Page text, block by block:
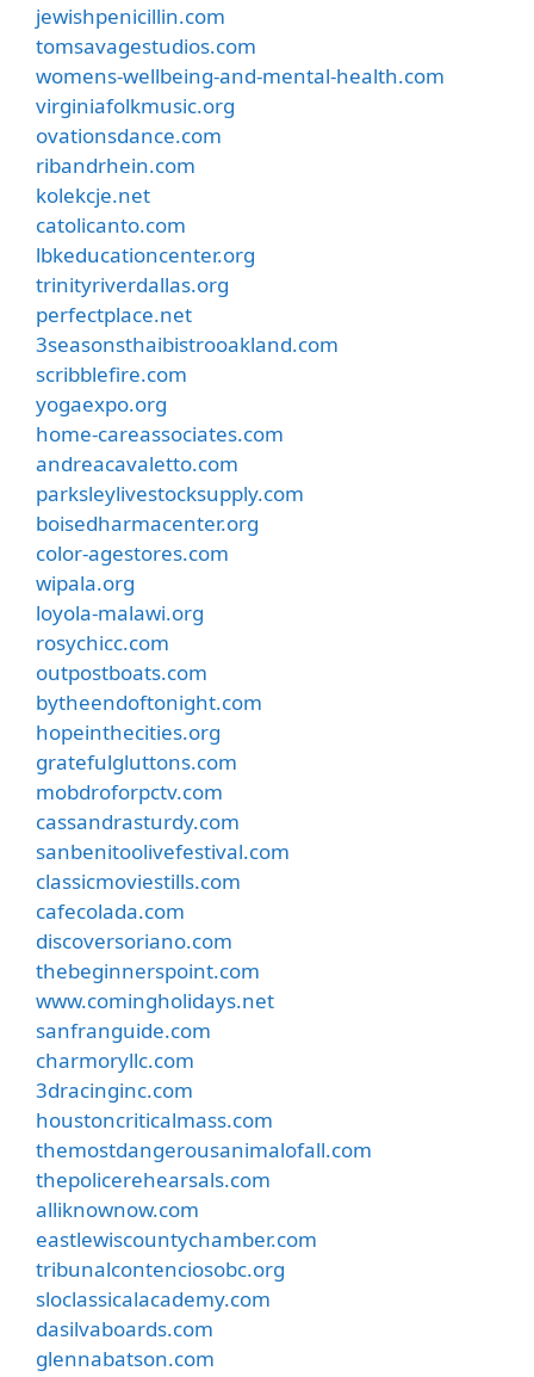
jewishpenicillin.com
tomsavagestudios.com
womens-wellbeing-and-mental-health.com
virginiafolkmusic.org
ovationsdance.com
ribandrhein.com
kolekcje.net
catolicanto.com
lbkeducationcenter.org
trinityriverdallas.org
perfectplace.net
3seasonsthaibistrooakland.com
scribblefire.com
yogaexpo.org
home-careassociates.com
andreacavaletto.com
parksleylivestocksupply.com
boisedharmacenter.org
color-agestores.com
wipala.org
loyola-malawi.org
rosychicc.com
outpostboats.com
bytheendoftonight.com
hopeinthecities.org
gratefulgluttons.com
mobdroforpctv.com
cassandrasturdy.com
sanbenitoolivefestival.com
classicmoviestills.com
cafecolada.com
discoversoriano.com
thebeginnerspoint.com
www.comingholidays.net
sanfranguide.com
charmoryllc.com
3dracinginc.com
houstoncriticalmass.com
themostdangerousanimalofall.com
thepolicerehearsals.com
alliknownow.com
eastlewiscountychamber.com
tribunalcontenciosobc.org
sloclassicalacademy.com
dasilvaboards.com
glennabatson.com